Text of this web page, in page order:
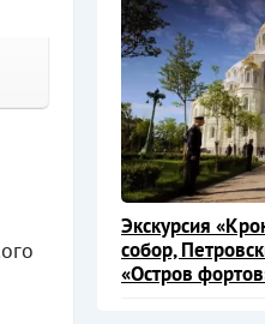
Экскурсия
собор,
«Остров